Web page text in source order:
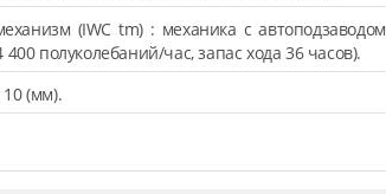
(IWC tm) : механика с автоподзаводом
полуколебаний/час, запас хода 36 часов).
(мм).